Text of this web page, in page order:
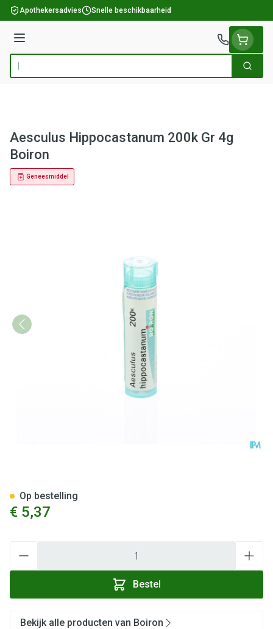
Ga naar de inhoud
Apothekersadvies Snelle beschikbaarheid
Menu
Product, merk, categorie... Zoek
Aesculus Hippocastanum 200k Gr 4g
Boiron
Geneesmiddel
€ 5,37
Bestel
Op bestelling
Bekijk alle producten van Boiron